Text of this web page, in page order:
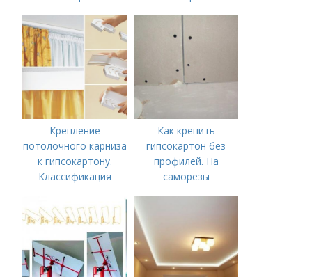
подготовка
Крепление
потолочного карниза
к гипсокартону.
Классификация
потолочных
карнизов
Как крепить
гипсокартон без
профилей. На
саморезы